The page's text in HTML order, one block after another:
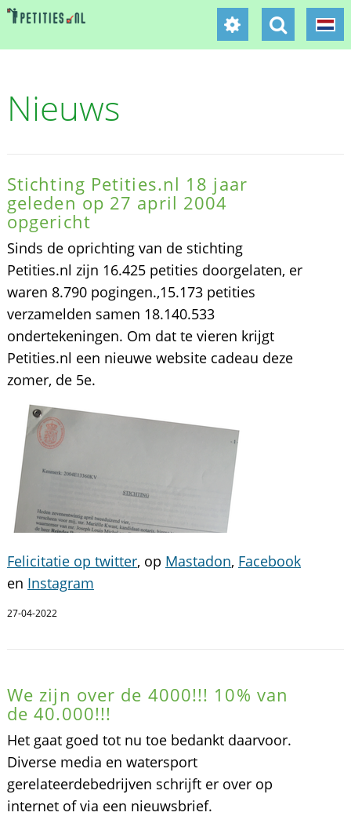
Nieuws
Stichting Petities.nl 18 jaar
geleden op 27 april 2004
opgericht
Sinds de oprichting van de stichting
Petities.nl zijn 16.425 petities doorgelaten, er
waren 8.790 pogingen.,15.173 petities
verzamelden samen 18.140.533
ondertekeningen. Om dat te vieren krijgt
Petities.nl een nieuwe website cadeau deze
zomer, de 5e.
Felicitatie op twitter, op Mastadon, Facebook
en Instagram
27-04-2022
We zijn over de 4000!!! 10% van
de 40.000!!!
Het gaat goed tot nu toe bedankt daarvoor.
Diverse media en watersport
gerelateerdebedrijven schrijft er over op
internet of via een nieuwsbrief.